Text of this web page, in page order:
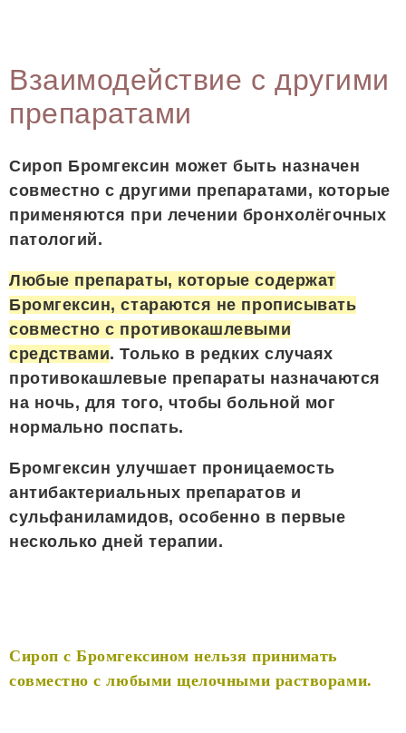
Взаимодействие с другими
препаратами
Сироп Бромгексин может быть назначен
совместно с другими препаратами, которые
применяются при лечении бронхолёгочных
патологий.
Любые препараты, которые содержат
Бромгексин, стараются не прописывать
совместно с противокашлевыми
средствами. Только в редких случаях
противокашлевые препараты назначаются
на ночь, для того, чтобы больной мог
нормально поспать.
Бромгексин улучшает проницаемость
антибактериальных препаратов и
сульфаниламидов, особенно в первые
несколько дней терапии.
Сироп с Бромгексином нельзя принимать
совместно с любыми щелочными растворами.